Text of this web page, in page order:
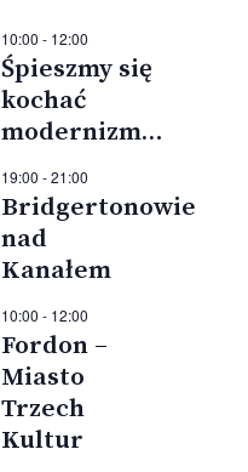
10:00 - 12:00
Śpieszmy się
kochać
modernizm…
19:00 -21:00
Bridgertonowie
nad
Kanałem
10:00 - 12:00
Fordon –
Miasto
Trzech
Kultur